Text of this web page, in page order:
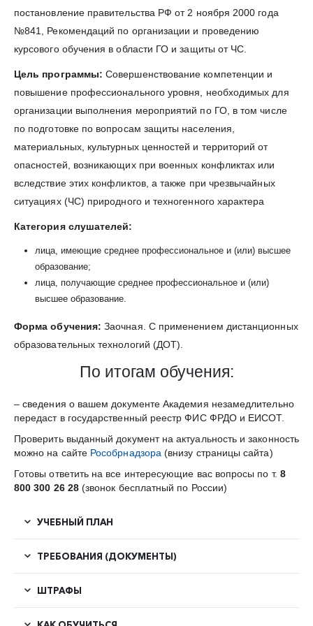
постановление правительства РФ от 2 ноября 2000 года
№841, Рекомендаций по организации и проведению
курсового обучения в области ГО и защиты от ЧС.
Цель программы:Совершенствование компетенции и
повышение профессионального уровня, необходимых для
организации выполнения мероприятий по ГО, в том числе
по подготовке по вопросам защиты населения,
материальных, культурных ценностей и территорий от
опасностей, возникающих при военных конфликтах или
вследствие этих конфликтов, а также при чрезвычайных
ситуациях (ЧС) природного и техногенного характера
Категория слушателей:
лица, имеющие среднее профессиональное и (или) высшее
образование;
лица, получающие среднее профессиональное и (или)
высшее образование.
Форма обучения: Заочная. С применением дистанционных
образовательных технологий (ДОТ).
По итогам обучения:
– сведения о вашем документе Академия незамедлительно
передаст в государственный реестр ФИС ФРДО и ЕИСОТ.
Проверить выданный документ на актуальность и законность
можно на сайте Рособрнадзора (внизу страницы сайта)
Готовы ответить на все интересующие вас вопросы по т. 8
800 300 26 28(звонок бесплатный по России)
УЧЕБНЫЙ ПЛАН
ТРЕБОВАНИЯ (ДОКУМЕНТЫ)
ШТРАФЫ